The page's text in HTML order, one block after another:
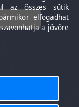
az összes sütik
elfogadhat
a jövőre